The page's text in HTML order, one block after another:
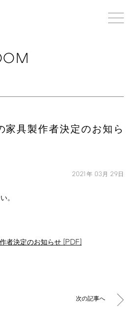
家具製作者決定のお知ら
2021年 03 月 29 日
。
者決定のお知らせ [PDF]
次の記事へ